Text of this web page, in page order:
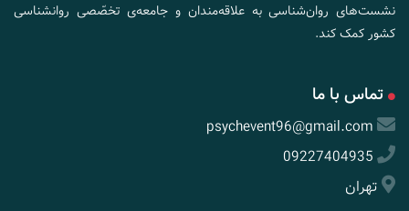
نشست‌های روان‌شناسی به علاقه‌مندان و جامعه‌ی تخصّصی روانشناسی
کشور کمک کند.
تماس با ما
psychevent96@gmail.com
09227404935
تهران